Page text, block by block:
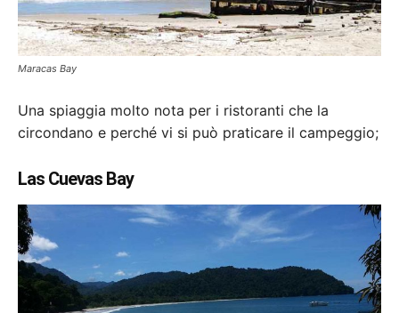
Maracas Bay
Una spiaggia molto nota per i ristoranti che la
circondano e perché vi si può praticare il campeggio;
Las Cuevas Bay